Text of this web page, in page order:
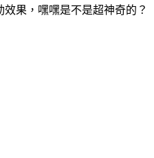
果，嘿嘿是不是超神奇的？